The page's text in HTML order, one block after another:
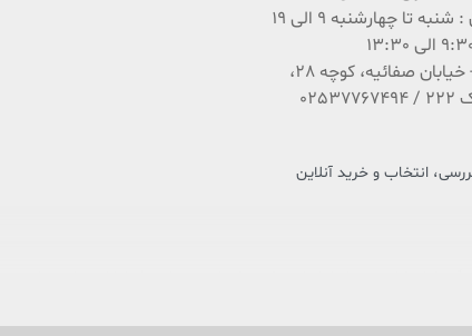
ساعات کاری : شنبه تا چهارشنبه 9 الی 19
آدرس : قم - خیابان صفائیه، کوچه 28،
انتخاب و خرید آنلاین
شما و ناشران و مؤلفان محترم ایران زمین.